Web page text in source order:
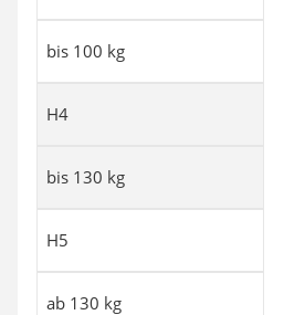
bis 100 kg
H4
bis 130 kg
H5
ab 130 kg